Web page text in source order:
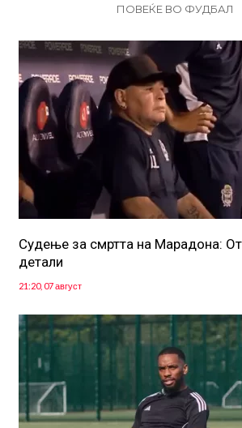
ПОВЕЌЕ ВО ФУДБАЛ
Судење за смртта на Марадона:
детали
21:20, 07 август